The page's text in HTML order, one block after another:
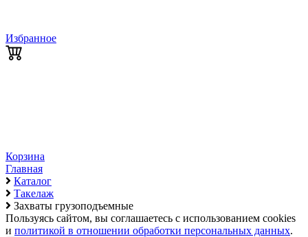
Избранное
Корзина
Главная
Каталог
Такелаж
Захваты грузоподъемные
Пользуясь сайтом, вы соглашаетесь с использованием cookies
и политикой в отношении обработки персональных данных.